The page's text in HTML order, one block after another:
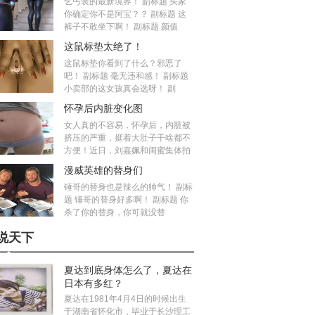
你确定你不是阿宝？？ 副标题 这
裤子不敢坐下啊！ 副标题 颜值
这鼠标垫太绝了！
这鼠标垫你看到了什么？邪恶了
吧！ 副标题 毫无违和感！ 副标题
小卖部的这女孩真会选呀！ 副
怀孕后内脏变化图
女人真的不容易，怀孕后，内脏被
挤压的严重，挺着大肚子干啥都不
方便！近日，刘嘉姵和闺蜜集体拍
漫威英雄的替身们
锤哥的替身也是辣么的帅气！ 副标
题 锤哥的替身好多啊！ 副标题 你
杀了你的替身，你可就没替
天下
夏达到底身体怎么了，夏达在
日本有多红？
夏达在1981年4月4日的时候出生
于湖南省怀化市，毕业于长沙理工